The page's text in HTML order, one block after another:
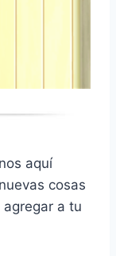
aquí
cosas
a tu